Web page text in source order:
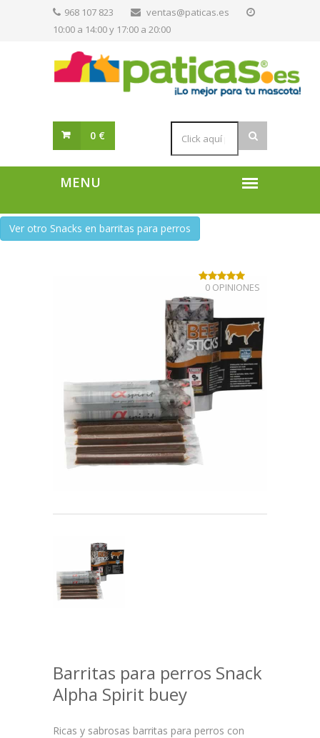
968 107 823
ventas@paticas.es
10:00 a 14:00 y 17:00 a 20:00
0 €
Ver otro Snacks en barritas para perros
Barritas para perros Snack
Alpha Spirit buey
0 OPINIONES
Ricas y sabrosas barritas para perros con